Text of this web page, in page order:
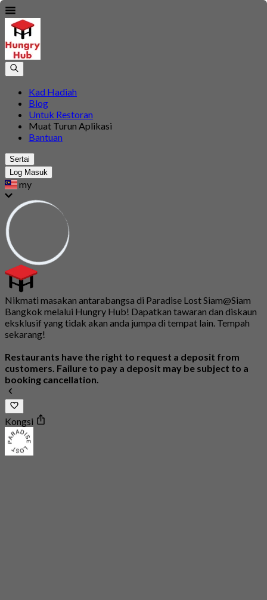
Kad Hadiah
Blog
Untuk Restoran
Muat Turun Aplikasi
Bantuan
Sertai
Log Masuk
my
Nikmati masakan antarabangsa di Paradise Lost Siam@Siam
Bangkok melalui Hungry Hub! Dapatkan tawaran dan diskaun
eksklusif yang tidak akan anda jumpa di tempat lain. Tempah
sekarang!
Restaurants have the right to request a deposit from
customers. Failure to pay a deposit may be subject to a
booking cancellation.
Kongsi